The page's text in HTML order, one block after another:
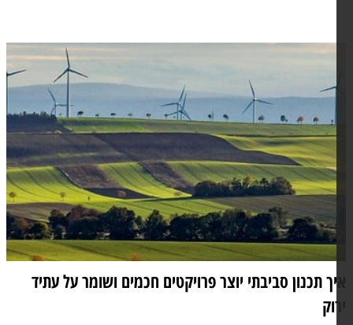
יועץ סביבתי הופך פרויקטים למותאמים לתקנים
הסביבה